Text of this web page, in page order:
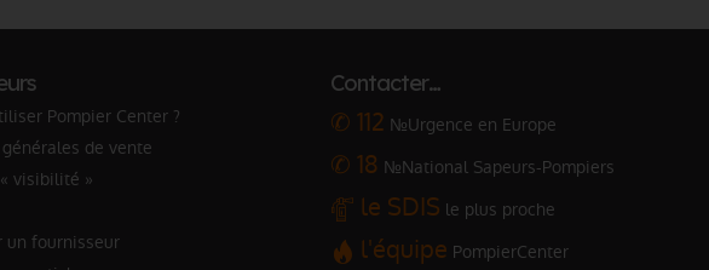
Pompier Center ?
de vente
visibilité »
un fournisseur
Contacter…
✆ 112 №Urgence en Europe
✆ 18 №National Sapeurs-Pompiers
le SDIS le plus proche
l'équipe PompierCenter